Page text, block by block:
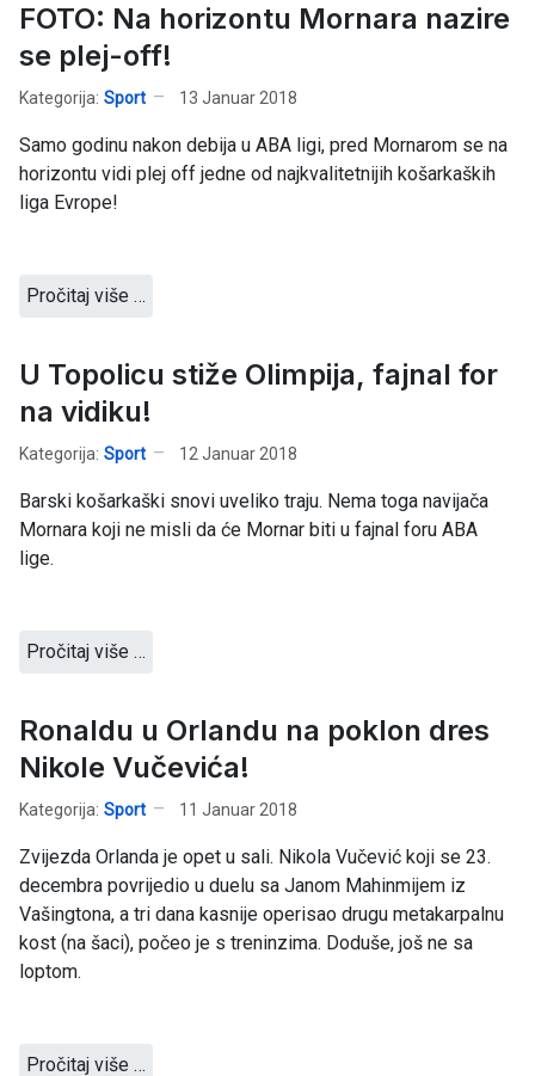
FOTO: Na horizontu Mornara nazire
se plej-off!
Kategorija: Sport 13 Januar 2018
Samo godinu nakon debija u ABA ligi, pred Mornarom se na
horizontu vidi plej off jedne od najkvalitetnijih košarkaških
liga Evrope!
Pročitaj više …
U Topolicu stiže Olimpija, fajnal for
na vidiku!
Kategorija: Sport 12 Januar 2018
Barski košarkaški snovi uveliko traju. Nema toga navijača
Mornara koji ne misli da će Mornar biti u fajnal foru ABA
lige.
Pročitaj više …
Ronaldu u Orlandu na poklon dres
Nikole Vučevića!
Kategorija: Sport 11 Januar 2018
Zvijezda Orlanda je opet u sali. Nikola Vučević koji se 23.
decembra povrijedio u duelu sa Janom Mahinmijem iz
Vašingtona, a tri dana kasnije operisao drugu metakarpalnu
kost (na šaci), počeo je s treninzima. Doduše, još ne sa
loptom.
Pročitaj više …